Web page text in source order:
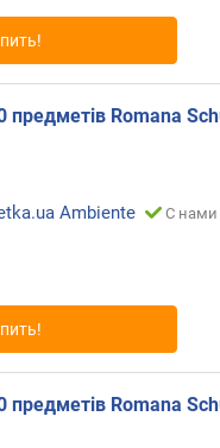
предметів Romana
Ambiente С нами
предметів Romana